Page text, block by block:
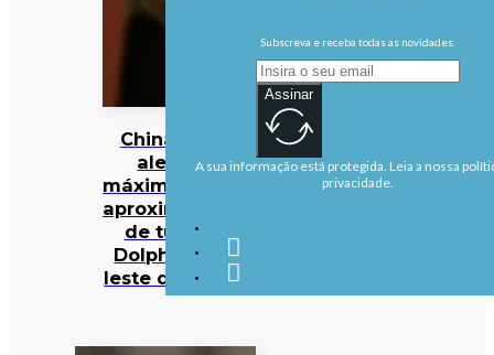
China em
alerta
máximo com
aproximação
de tufão
Dolphin ao
leste do país
Subscreva e receba todas as novidades.
Assinar
A sua informação está protegida. Leia a nossa
privacidade.